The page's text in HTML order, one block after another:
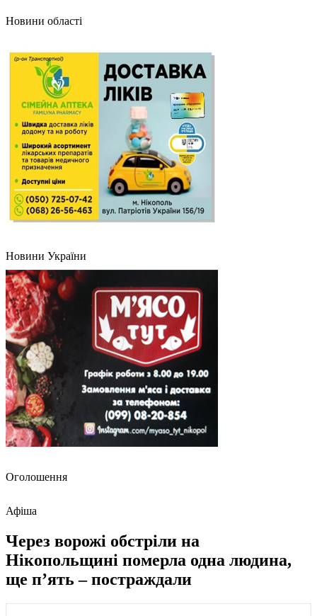
Новини області
Новини України
Оголошення
Афіша
Через ворожі обстріли на
Нікопольщині померла одна людина,
ще пʼять – постраждали